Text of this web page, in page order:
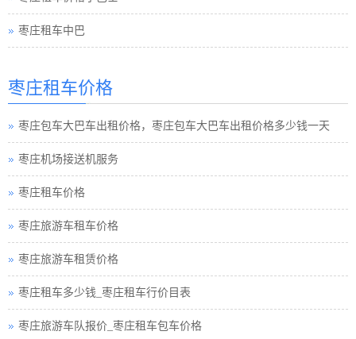
枣庄巴士租车
枣庄租车须知小车
枣庄巴士租车公司
枣庄小车租车公司
枣庄旅游包车小车
枣庄旅游小车车队
枣庄旅游小车小车
枣庄租车接送小车
枣庄汽车租赁中巴
枣庄租车价格
枣庄包车大巴车出租价格，枣庄包车大巴车出租价格多少钱一天
枣庄机场接送机服务
枣庄租车价格
枣庄旅游车租车价格
枣庄旅游车租赁价格
枣庄租车多少钱_枣庄租车行价目表
枣庄旅游车队报价_枣庄租车包车价格